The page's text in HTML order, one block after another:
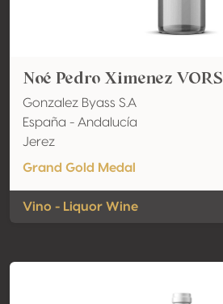
Noé Pedro Ximenez VORS
Gonzalez Byass S.A
España - Andalucía
Jerez
Grand Gold Medal
Vino - Liquor Wine